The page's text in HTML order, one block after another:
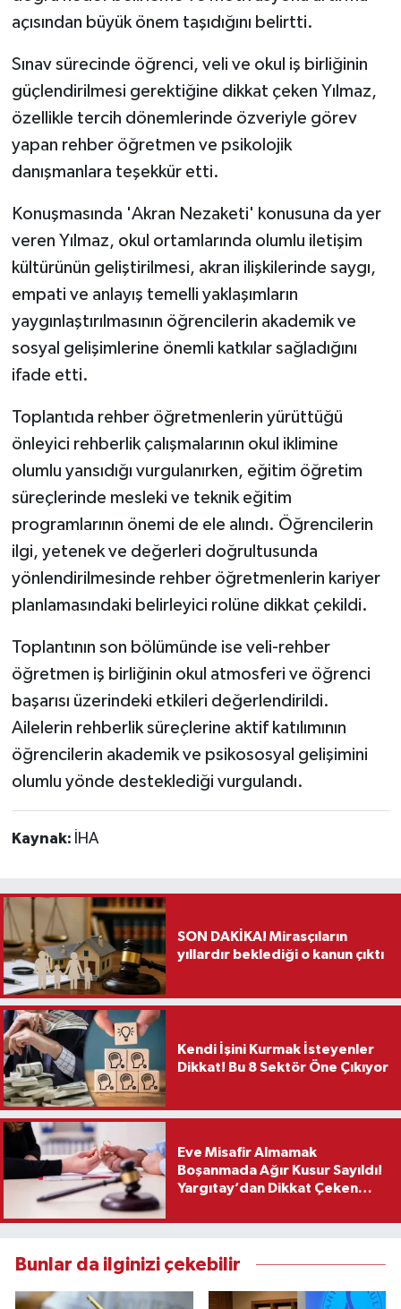
açısından büyük önem taşıdığını belirtti.
Sınav sürecinde öğrenci, veli ve okul iş birliğinin
güçlendirilmesi gerektiğine dikkat çeken Yılmaz,
özellikle tercih dönemlerinde özveriyle görev
yapan rehber öğretmen ve psikolojik
danışmanlara teşekkür etti.
Konuşmasında 'Akran Nezaketi' konusuna da yer
veren Yılmaz, okul ortamlarında olumlu iletişim
kültürünün geliştirilmesi, akran ilişkilerinde saygı,
empati ve anlayış temelli yaklaşımların
yaygınlaştırılmasının öğrencilerin akademik ve
sosyal gelişimlerine önemli katkılar sağladığını
ifade etti.
Toplantıda rehber öğretmenlerin yürüttüğü
önleyici rehberlik çalışmalarının okul iklimine
olumlu yansıdığı vurgulanırken, eğitim öğretim
süreçlerinde mesleki ve teknik eğitim
programlarının önemi de ele alındı. Öğrencilerin
ilgi, yetenek ve değerleri doğrultusunda
yönlendirilmesinde rehber öğretmenlerin kariyer
planlamasındaki belirleyici rolüne dikkat çekildi.
Toplantının son bölümünde ise veli-rehber
öğretmen iş birliğinin okul atmosferi ve öğrenci
başarısı üzerindeki etkileri değerlendirildi.
Ailelerin rehberlik süreçlerine aktif katılımının
öğrencilerin akademik ve psikososyal gelişimini
olumlu yönde desteklediği vurgulandı.
Kaynak: İHA
SON DAKİKA! Mirasçıların
yıllardır beklediği o kanun çıktı
Kendi İşini Kurmak İsteyenler
Dikkat! Bu 8 Sektör Öne Çıkıyor
Eve Misafir Almamak
Boşanmada Ağır Kusur Sayıldı!
Yargıtay’dan Dikkat Çeken
Bunlar da ilginizi çekebilir